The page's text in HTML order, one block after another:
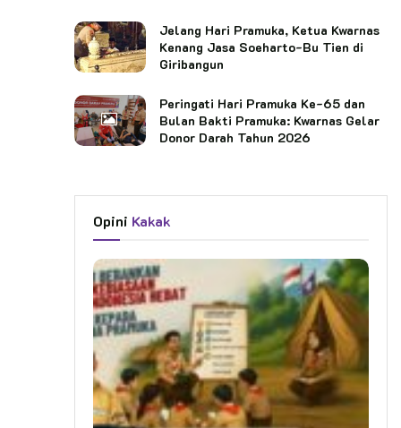
Jelang Hari Pramuka, Ketua Kwarnas
Kenang Jasa Soeharto-Bu Tien di
Giribangun
Peringati Hari Pramuka Ke-65 dan
Bulan Bakti Pramuka: Kwarnas Gelar
Donor Darah Tahun 2026
Opini Kakak